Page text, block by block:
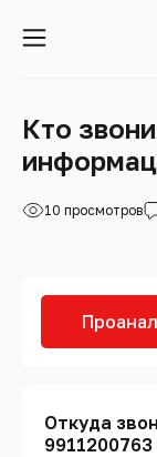
Кто
10 просмотров
Откуда
9911200763